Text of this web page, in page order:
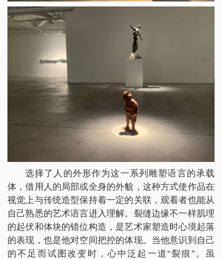
选择了人的外形作为这一系列雕塑语言的承载
体，借用人的局部或全身的外貌，这种方式使作品在
视觉上与传统造型保持着一定的关联，观看者也能从
自己熟悉的艺术语言进入理解。裂缝边缘不一样肌理
的起伏和体块的错位构造，是艺术家塑造时心境起落
的表现，也是他对空间把控的体现。当他意识到自己
的不足而试图改变时，心中泛起一道“裂痕”。虽